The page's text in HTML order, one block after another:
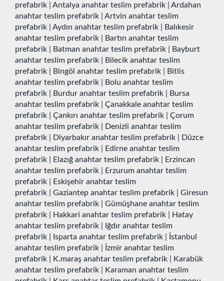
prefabrik
Antalya anahtar teslim prefabrik
Ardahan
anahtar teslim prefabrik
Artvin anahtar teslim
prefabrik
Aydın anahtar teslim prefabrik
Balıkesir
anahtar teslim prefabrik
Bartın anahtar teslim
prefabrik
Batman anahtar teslim prefabrik
Bayburt
anahtar teslim prefabrik
Bilecik anahtar teslim
prefabrik
Bingöl anahtar teslim prefabrik
Bitlis
anahtar teslim prefabrik
Bolu anahtar teslim
prefabrik
Burdur anahtar teslim prefabrik
Bursa
anahtar teslim prefabrik
Çanakkale anahtar teslim
prefabrik
Çankırı anahtar teslim prefabrik
Çorum
anahtar teslim prefabrik
Denizli anahtar teslim
prefabrik
Diyarbakır anahtar teslim prefabrik
Düzce
anahtar teslim prefabrik
Edirne anahtar teslim
prefabrik
Elazığ anahtar teslim prefabrik
Erzincan
anahtar teslim prefabrik
Erzurum anahtar teslim
prefabrik
Eskişehir anahtar teslim
prefabrik
Gaziantep anahtar teslim prefabrik
Giresun
anahtar teslim prefabrik
Gümüşhane anahtar teslim
prefabrik
Hakkari anahtar teslim prefabrik
Hatay
anahtar teslim prefabrik
Iğdır anahtar teslim
prefabrik
Isparta anahtar teslim prefabrik
İstanbul
anahtar teslim prefabrik
İzmir anahtar teslim
prefabrik
K.maraş anahtar teslim prefabrik
Karabük
anahtar teslim prefabrik
Karaman anahtar teslim